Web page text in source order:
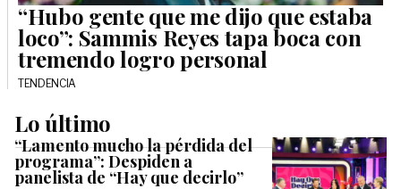
“Hubo gente que me dijo que estaba
loco”: Sammis Reyes tapa boca con
tremendo logro personal
TENDENCIA
Lo último
“Lamento mucho la pérdida del
programa”: Despiden a
panelista de “Hay que decirlo”